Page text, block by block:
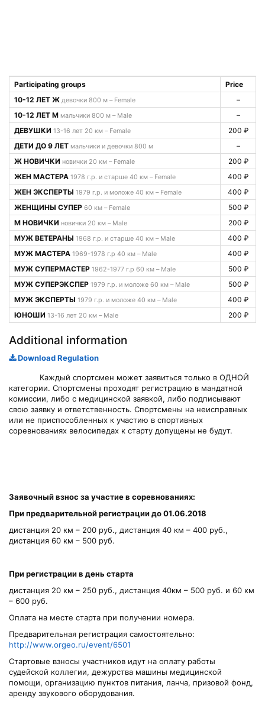
Participating groups
Price
10-12 ЛЕТ Ж девочки 800 м – Female
–
10-12 ЛЕТ М мальчики 800 м – Male
–
ДЕВУШКИ 13-16 лет 20 км – Female
200 ₽
ДЕТИ ДО 9 ЛЕТ мальчики и девочки 800 м
–
Ж НОВИЧКИ новички 20 км – Female
200 ₽
ЖЕН МАСТЕРА 1978 г.р. и старше 40 км – Female
400 ₽
ЖЕН ЭКСПЕРТЫ 1979 г.р. и моложе 40 км – Female
400 ₽
ЖЕНЩИНЫ СУПЕР 60 км – Female
500 ₽
М НОВИЧКИ новички 20 км – Male
200 ₽
МУЖ ВЕТЕРАНЫ 1968 г.р. и старше 40 км – Male
400 ₽
МУЖ МАСТЕРА 1969-1978 г.р 40 км – Male
400 ₽
МУЖ СУПЕРМАСТЕР 1962-1977 г.р 60 км – Male
500 ₽
МУЖ СУПЕРЭКСПЕР 1979 г.р. и моложе 60 км – Male
500 ₽
МУЖ ЭКСПЕРТЫ 1979 г.р. и моложе 40 км – Male
400 ₽
ЮНОШИ 13-16 лет 20 км – Male 200 ₽
Additional information
Download Regulation
Каждый спортсмен может заявиться только в ОДНОЙ
категории. Спортсмены проходят регистрацию в мандатной
комиссии, либо с медицинской заявкой, либо подписывают
свою заявку и ответственность. Спортсмены на неисправных
или не приспособленных к участию в спортивных
соревнованиях велосипедах к старту допущены не будут.
Заявочный взнос за участие в соревнованиях:
При предварительной регистрации до 01.06.2018
дистанция 20 км – 200 руб., дистанция 40 км – 400 руб.,
дистанция 60 км – 500 руб.
При регистрации в день старта
дистанция 20 км – 250 руб., дистанция 40км – 500 руб. и 60 км
– 600 руб.
Оплата на месте старта при получении номера.
Предварительная регистрация самостоятельно:
http://www.orgeo.ru/event/6501
Стартовые взносы участников идут на оплату работы
судейской коллегии, дежурства машины медицинской
помощи, организацию пунктов питания, ланча, призовой фонд,
аренду звукового оборудования.